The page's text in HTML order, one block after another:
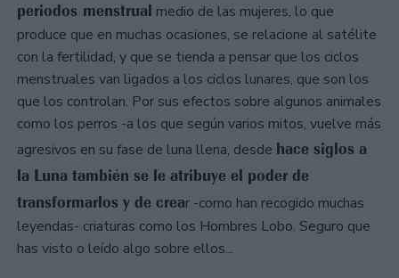
periodos menstrual medio de las mujeres, lo que
produce que en muchas ocasiones, se relacione al satélite
con la fertilidad, y que se tienda a pensar que los ciclos
menstruales van ligados a los ciclos lunares, que son los
que los controlan. Por sus efectos sobre algunos animales
como los perros -a los que según varios mitos, vuelve más
agresivos en su fase de luna llena, desde hace siglos a
la Luna también se le atribuye el poder de
transformarlos y de crear -como han recogido muchas
leyendas- criaturas como los Hombres Lobo. Seguro que
has visto o leído algo sobre ellos...